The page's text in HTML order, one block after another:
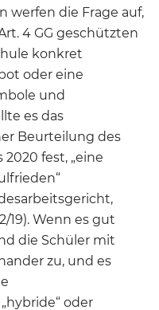
werfen die Frage auf,
4 GG geschützten
konkret
oder eine
und
es das
Beurteilung des
fest, „eine
19). Wenn es gut
die Schüler mit
zu, und es
oder